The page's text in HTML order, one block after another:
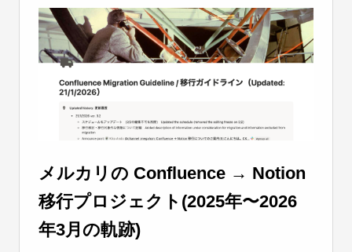
メルカリの Confluence → Notion
移行プロジェクト(2025年〜2026
年3月の軌跡)